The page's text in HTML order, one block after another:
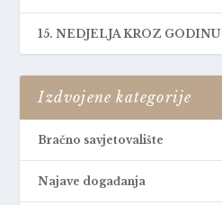
15. NEDJELJA KROZ GODINU
Izdvojene kategorije
Bračno savjetovalište
Najave događanja